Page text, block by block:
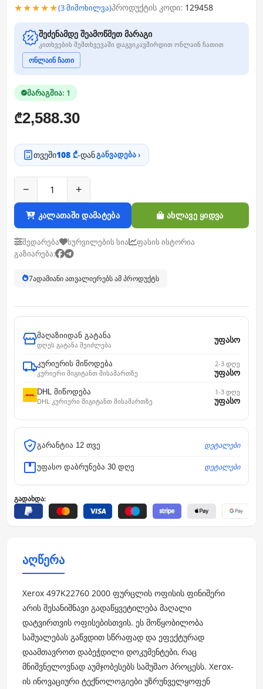
★★★★★(3 მიმოხილვა)პროდუქტის კოდი: 129458
შეძენამდე შეამოწმეთ მარაგი
კითხვების შემთხვევაში დაგვიკავშირდით ონლაინ ჩათით
ონლაინ ჩათი
მარაგშია: 1
₾2,588.30
თვეში108 ₾-დანგანვადება ›
− +
კალათაში დამატება ახლავე ყიდვა
შედარება სურვილების სია
ფასის ისტორია
გაზიარება:
7ადამიანი ათვალიერებს ამ პროდუქტს
მაღაზიიდან გატანა
დღეს გატანა შეიძლება
უფასო
კურიერის მიწოდება
კურიერი მიგიტანთ მისამართზე
2-3 დღე
უფასო
DHL მიწოდება
DHL კურიერი მიგიტანთ მისამართზე
1-3 დღე
უფასო
გარანტია 12 თვე დეტალები
უფასო დაბრუნება 30 დღე დეტალები
გადახდა:
აღწერა
Xerox 497K22760 2000 ფურცლის ოფისის ფინიშერი
არის შესანიშნავი გადაწყვეტილება მაღალი
დატვირთვის ოფისებისთვის. ეს მოწყობილობა
საშუალებას გაწვდით სწრაფად და ეფექტურად
დაამთავროთ დაბეჭდილი დოკუმენტები, რაც
მნიშვნელოვნად აუმჯობესებს სამუშაო პროცესს. Xerox-
ის ინოვაციური ტექნოლოგიები უზრუნველყოფენ